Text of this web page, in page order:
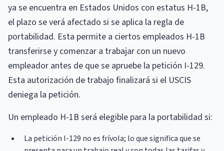
ya se encuentra en Estados Unidos con estatus H-1B,
el plazo se verá afectado si se aplica la regla de
portabilidad. Esta permite a ciertos empleados H-1B
transferirse y comenzar a trabajar con un nuevo
empleador antes de que se apruebe la petición I-129.
Esta autorización de trabajo finalizará si el USCIS
deniega la petición.
Un empleado H-1B será elegible para la portabilidad si:
La petición I-129 no es frívola; lo que significa que se